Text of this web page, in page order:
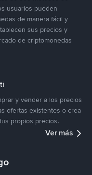
usuarios pueden
de manera fácil y
sus precios y
de criptomonedas
y vender a los precios
ofertas existentes o crea
propios precios.
Ver más